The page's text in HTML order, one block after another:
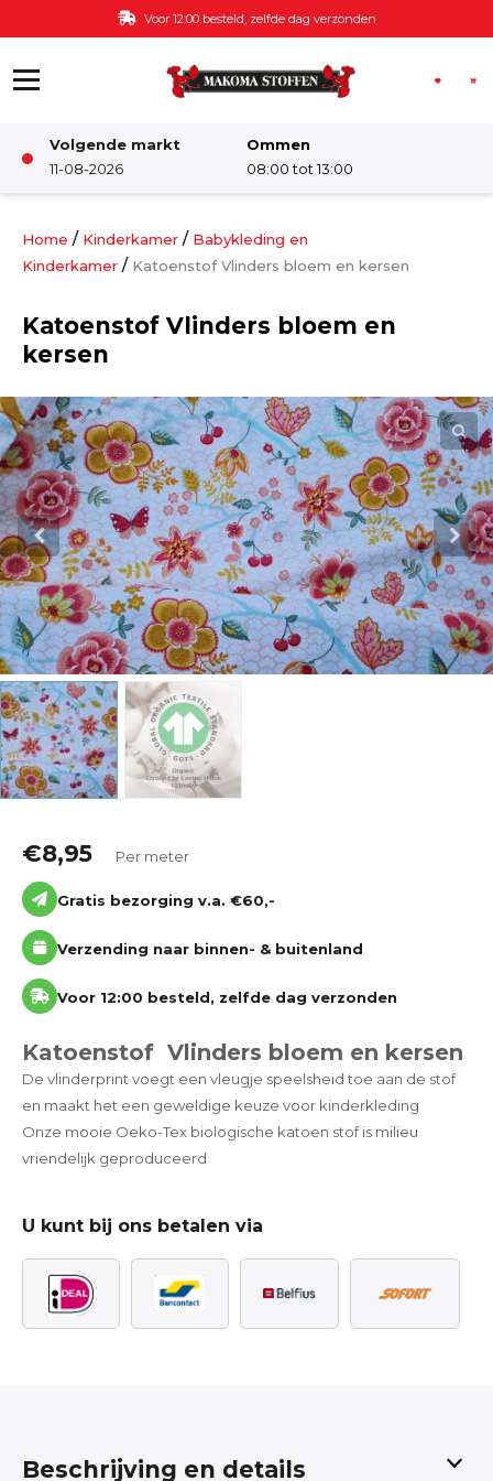
Ga naar de inhoud Voor 12:00 besteld, zelfde dag verzonden
Volgende markt
11-08-2026
Ommen
08:00 tot 13:00
Damesstoffen
Kinderkamer
Katoen
Grootverbruik
Tijdpakker stof
Home / Kinderkamer / Babykleding en
Kinderkamer / Katoenstof Vlinders bloem en kersen
Katoenstof Vlinders bloem en
kersen
€8,95 Per meter
Gratis bezorging v.a. €60,-
Verzending naar binnen- & buitenland
Voor 12:00 besteld, zelfde dag verzonden
Katoenstof Vlinders bloem en kersen
De vlinderprint voegt een vleugje speelsheid toe aan de stof
en maakt het een geweldige keuze voor kinderkleding
Onze mooie Oeko-Tex biologische katoen stof is milieu
vriendelijk geproduceerd
U kunt bij ons betalen via
Beschrijving en details